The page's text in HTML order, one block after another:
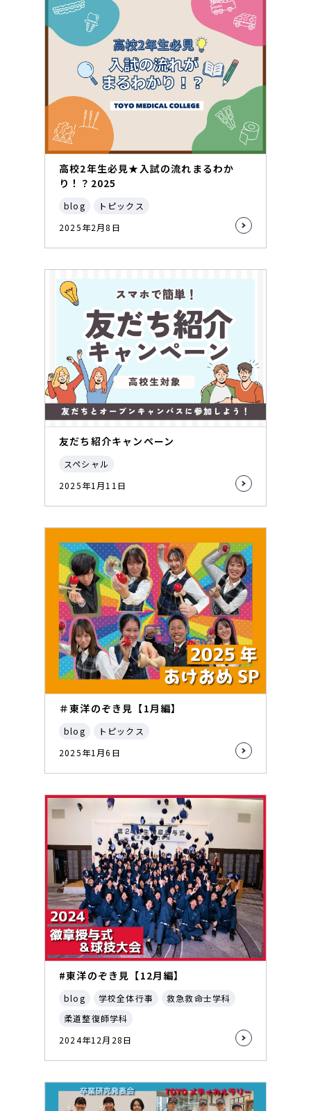
高校2年生必見★入試の流れまるわか
り！？2025
blog
トピックス
2025年2月8日
友だち紹介キャンペーン
スペシャル
2025年1月11日
＃東洋のぞき見【1月編】
blog
トピックス
2025年1月6日
#東洋のぞき見【12月編】
blog 学校全体行事
救急救命士学科
柔道整復師学科
2024年12月28日